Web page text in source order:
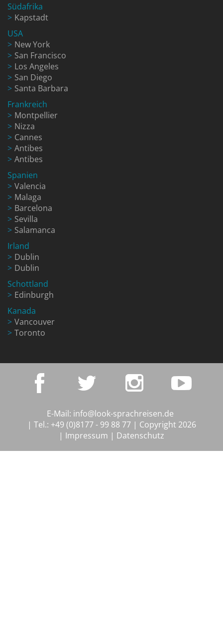
Südafrika
Kapstadt
USA
New York
San Francisco
Los Angeles
San Diego
Santa Barbara
Frankreich
Montpellier
Nizza
Cannes
Antibes
Antibes
Spanien
Valencia
Malaga
Barcelona
Sevilla
Salamanca
Irland
Dublin
Dublin
Schottland
Edinburgh
Kanada
Vancouver
Toronto
E-Mail: info@look-sprachreisen.de
Tel.: +49 (0)8177 - 99 88 77
Copyright 2026
Impressum
Datenschutz